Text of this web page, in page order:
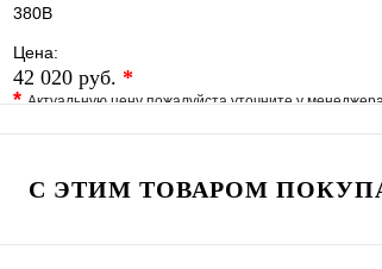
380В
Цена:
42 020 руб. *
*Актуальную цену пожалуйста уточните у
В избранное Сравнение
В корзину
С ЭТИМ ТОВАРОМ